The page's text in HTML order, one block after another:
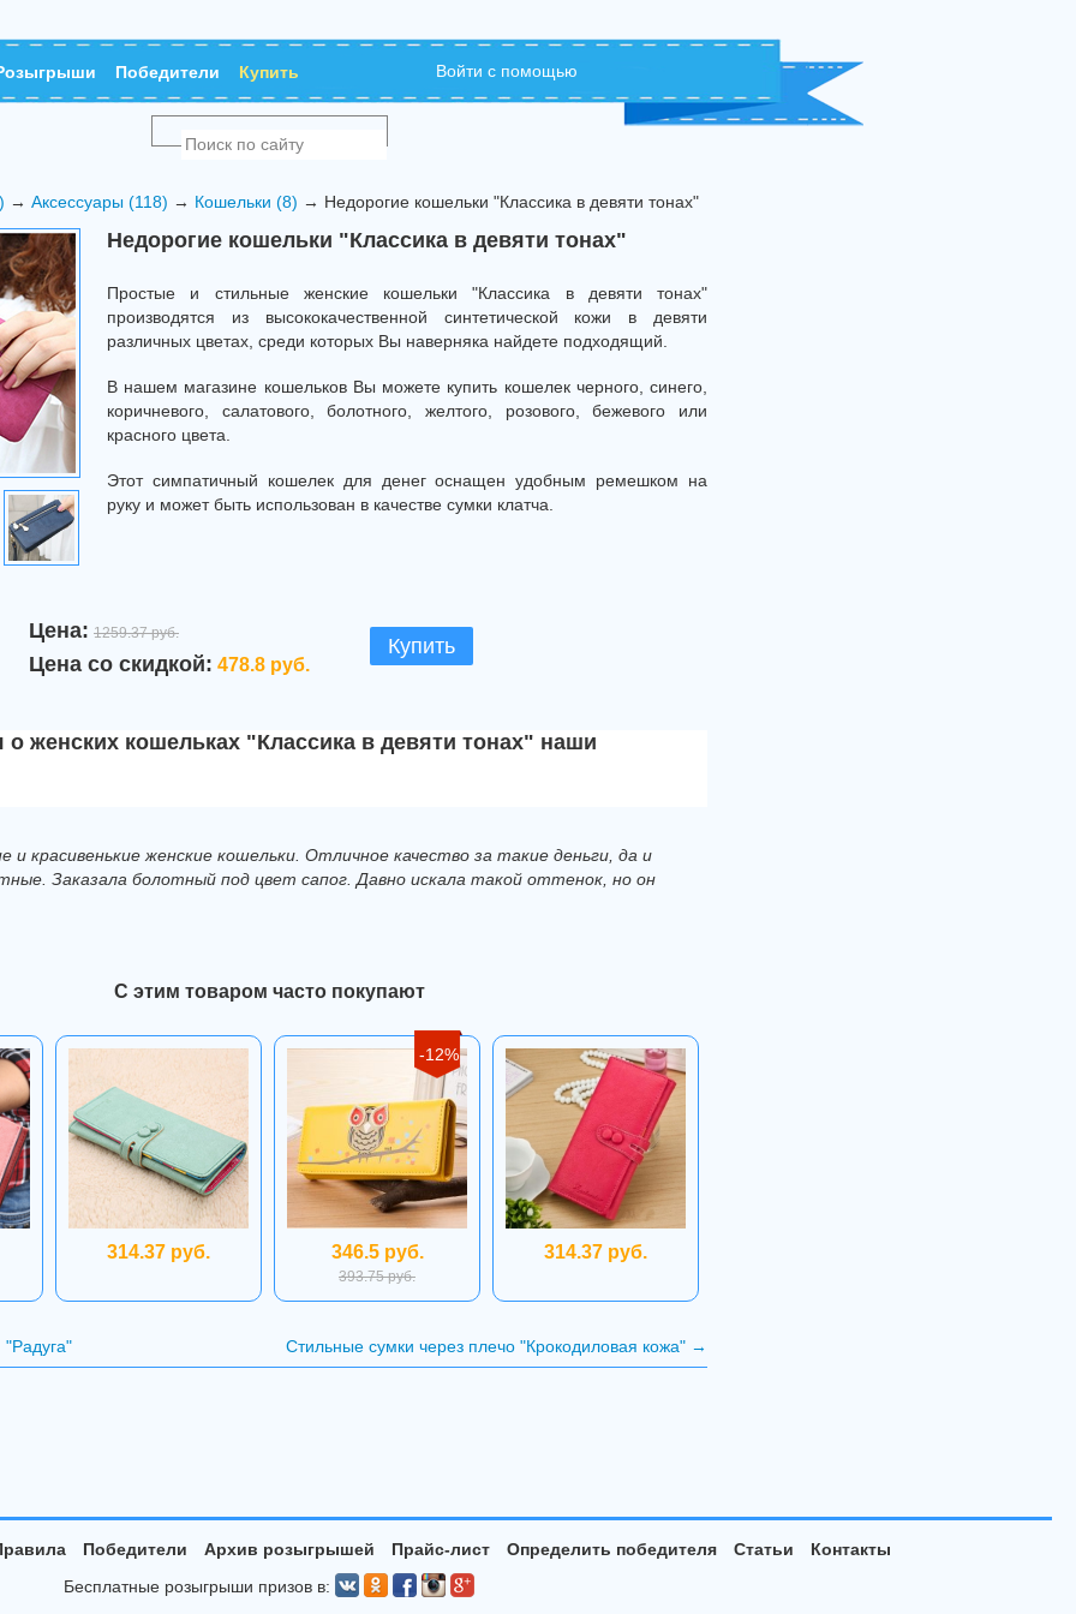
Победители Купить Войти с помощью
→ Аксессуары (118) → Кошельки (8) → Недорогие кошельки "Классика в девяти тонах"
Недорогие кошельки "Классика в девяти тонах"
Простые и стильные женские кошельки "Классика в девяти тонах"
производятся из высококачественной синтетической кожи в девяти
различных цветах, среди которых Вы наверняка найдете подходящий.
В нашем магазине кошельков Вы можете купить кошелек черного, синего,
коричневого, салатового, болотного, желтого, розового, бежевого или
красного цвета.
Этот симпатичный кошелек для денег оснащен удобным ремешком на
руку и может быть использован в качестве сумки клатча.
Цена: 1259.37 руб.
Цена со скидкой: 478.8 руб.
Купить
о женских кошельках "Классика в девяти тонах" наши
и красивенькие женские кошельки. Отличное качество за такие деньги, да и
Заказала болотный под цвет сапог. Давно искала такой оттенок, но он
С этим товаром часто покупают
314.37 руб.
-12%
346.5 руб.
393.75 руб.
314.37 руб.
Стильные сумки через плечо "Крокодиловая кожа" →
Победители Архив розыгрышей Прайс-лист Определить победителя Статьи
Контакты
Бесплатные розыгрыши призов в: